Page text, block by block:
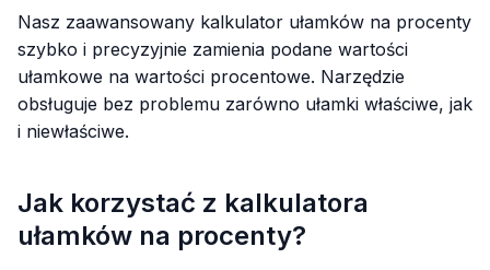
Nasz zaawansowany kalkulator ułamków na procenty
szybko i precyzyjnie zamienia podane wartości
ułamkowe na wartości procentowe. Narzędzie
obsługuje bez problemu zarówno ułamki właściwe, jak
i niewłaściwe.
Jak korzystać z kalkulatora
ułamków na procenty?